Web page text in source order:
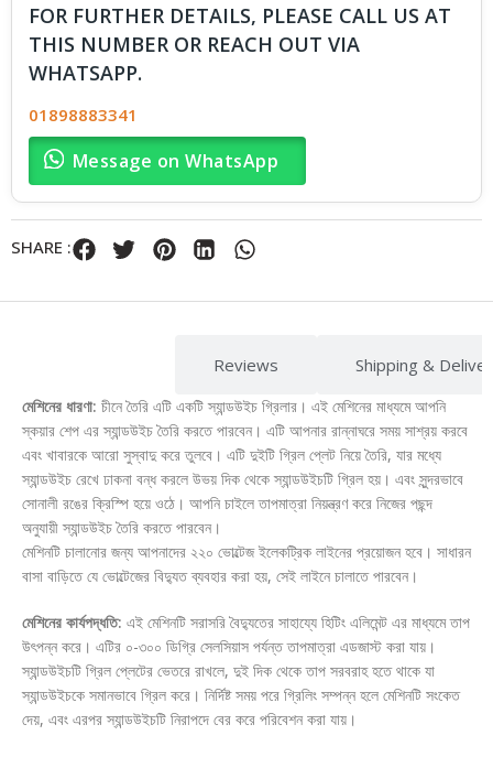
FOR FURTHER DETAILS, PLEASE CALL US AT
THIS NUMBER OR REACH OUT VIA
WHATSAPP.
01898883341
Message on WhatsApp
SHARE :
Reviews Shipping &
মেশিনের ধারণা: চীনে তৈরি এটি একটি স্যান্ডউইচ গ্রিলার। এই মেশিনের মাধ্যমে আপনি
স্কয়ার শেপ এর স্যান্ডউইচ তৈরি করতে পারবেন। এটি আপনার রান্নাঘরে সময় সাশ্রয় করবে
এবং খাবারকে আরো সুস্বাদু করে তুলবে। এটি দুইটি গ্রিল প্লেট নিয়ে তৈরি, যার মধ্যে
স্যান্ডউইচ রেখে ঢাকনা বন্ধ করলে উভয় দিক থেকে স্যান্ডউইচটি গ্রিল হয়। এবং সুন্দরভাবে
সোনালী রঙের ক্রিস্পি হয়ে ওঠে। আপনি চাইলে তাপমাত্রা নিয়ন্ত্রণ করে নিজের পছন্দ
অনুযায়ী স্যান্ডউইচ তৈরি করতে পারবেন।
মেশিনটি চালানোর জন্য আপনাদের ২২০ ভোল্টেজ ইলেকট্রিক লাইনের প্রয়োজন হবে। সাধারন
বাসা বাড়িতে যে ভোল্টেজের বিদ্যুত ব্যবহার করা হয়, সেই লাইনে চালাতে পারবেন।
মেশিনের কার্যপদ্ধতি: এই মেশিনটি সরাসরি বৈদ্যুতের সাহায্যে হিটিং এলিমেন্ট এর মাধ্যমে তাপ
উৎপন্ন করে। এটির ০-৩০০ ডিগ্রি সেলসিয়াস পর্যন্ত তাপমাত্রা এডজাস্ট করা যায়।
স্যান্ডউইচটি গ্রিল প্লেটের ভেতরে রাখলে, দুই দিক থেকে তাপ সরবরাহ হতে থাকে যা
স্যান্ডউইচকে সমানভাবে গ্রিল করে। নির্দিষ্ট সময় পরে গ্রিলিং সম্পন্ন হলে মেশিনটি সংকেত
দেয়, এবং এরপর স্যান্ডউইচটি নিরাপদে বের করে পরিবেশন করা যায়।